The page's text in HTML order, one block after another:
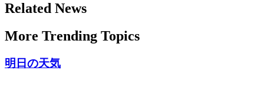
Related News
More Trending Topics
明日の天気